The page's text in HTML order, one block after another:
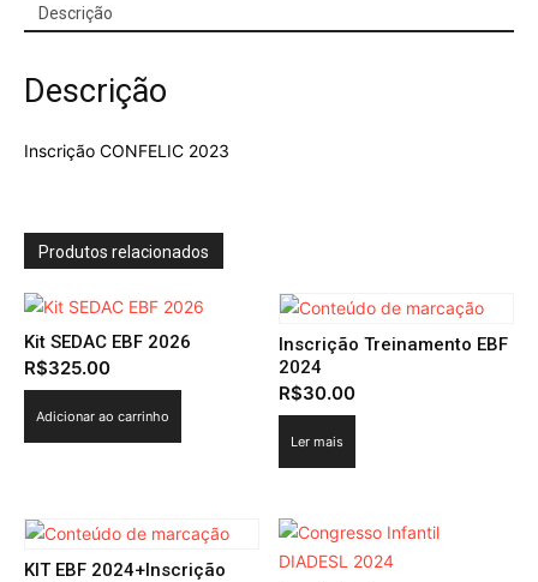
Descrição
Descrição
Inscrição CONFELIC 2023
Produtos relacionados
Kit SEDAC EBF 2026
R$325.00
Adicionar ao carrinho
Inscrição Treinamento EBF
2024
R$30.00
Ler mais
KIT EBF 2024+Inscrição